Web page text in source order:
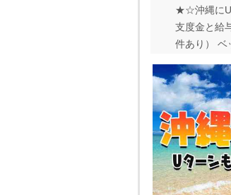
★☆沖縄にU
支度金と給
件あり） ベ
も女性でも